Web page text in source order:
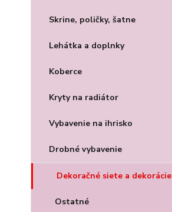
Skrine, poličky, šatne
Lehátka a doplnky
Koberce
Kryty na radiátor
Vybavenie na ihrisko
Drobné vybavenie
Dekoračné siete a dekorácie
Ostatné